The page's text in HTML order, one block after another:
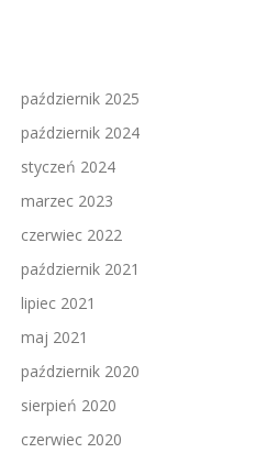
październik 2025
październik 2024
styczeń 2024
marzec 2023
czerwiec 2022
październik 2021
lipiec 2021
maj 2021
październik 2020
sierpień 2020
czerwiec 2020